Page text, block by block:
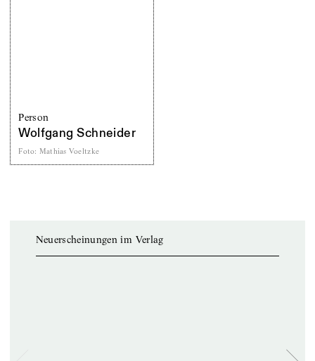
Person
Wolfgang Schneider
Foto: Mathias Voeltzke
Neuerscheinungen im Verlag